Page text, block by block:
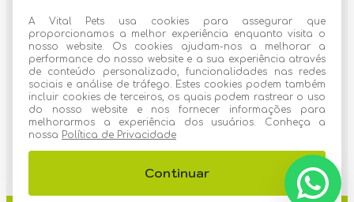
A Vital Pets usa cookies para assegurar que
proporcionamos a melhor experiência enquanto visita o
nosso website. Os cookies ajudam-nos a melhorar a
performance do nosso website e a sua experiência através
de conteúdo personalizado, funcionalidades nas redes
sociais e análise de tráfego. Estes cookies podem também
incluir cookies de terceiros, os quais podem rastrear o uso
do nosso website e nos fornecer informações para
melhorarmos a experiência dos usuários. Conheça a
nossa Política de Privacidade
Continuar
Segunda a Sexta: 9:00 às 18:00h
Sábado das 9:00 às 18:00h
Clinica veterinária
Segunda a Sexta: 9:00 às 18:00h
Sábado das 9:00 às 18:00h